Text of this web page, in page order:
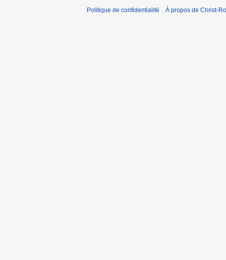
Politique de confidentialité À propos de Christ-